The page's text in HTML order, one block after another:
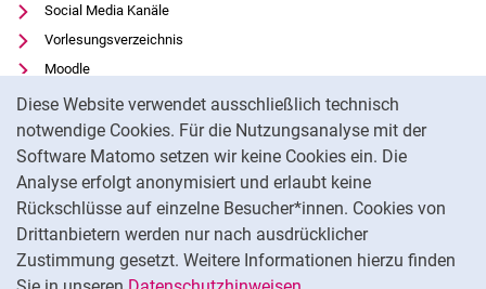
Diese Website verwendet ausschließlich technisch
notwendige Cookies. Für die Nutzungsanalyse mit der
Software Matomo setzen wir keine Cookies ein. Die
Analyse erfolgt anonymisiert und erlaubt keine
Rückschlüsse auf einzelne Besucher*innen. Cookies von
Drittanbietern werden nur nach ausdrücklicher
Zustimmung gesetzt. Weitere Informationen hierzu finden
Social Media Kanäle
Vorlesungsverzeichnis
Moodle
Panopto
Universitätsbibliothek
Datenschutz
Barrierefreiheit
Transparenter KI-Einsatz